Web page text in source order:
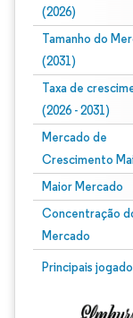
(2026)
Tamanho do
(2031)
Taxa de
(2026 - 2031)
Mercado de
Crescimento
Maior Mercado
Concentração
Mercado
Principais
Imagem © Mordor